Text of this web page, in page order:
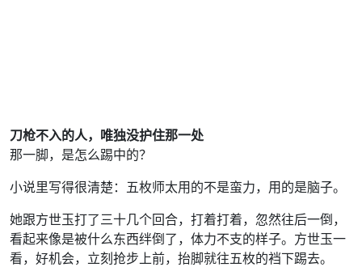
刀枪不入的人，唯独没护住那一处
那一脚，是怎么踢中的？
小说里写得很清楚：五枚师太用的不是蛮力，用的是脑子。
她跟方世玉打了三十几个回合，打着打着，忽然往后一倒，
看起来像是被什么东西绊倒了，体力不支的样子。方世玉一
看，好机会，立刻抢步上前，抬脚就往五枚的裆下踢去。